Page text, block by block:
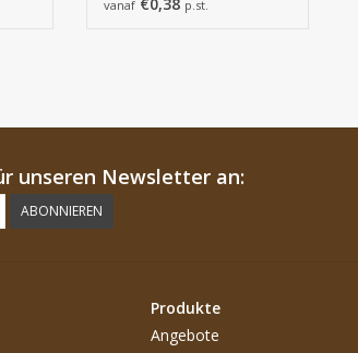
vanaf p.st.
unseren Newsletter an:
ABONNIEREN
Produkte
Angebote